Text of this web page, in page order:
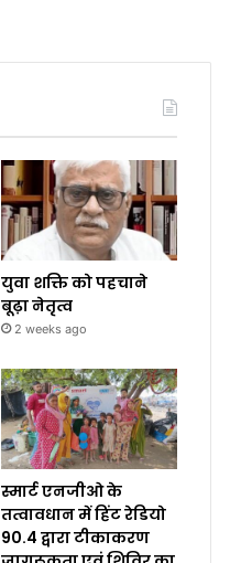
युवा शक्ति को पहचाने
बूढ़ा नेतृत्व
2 weeks ago
स्मार्ट एनजीओ के
तत्वावधान में हिंट रेडियो
90.4 द्वारा टीकाकरण